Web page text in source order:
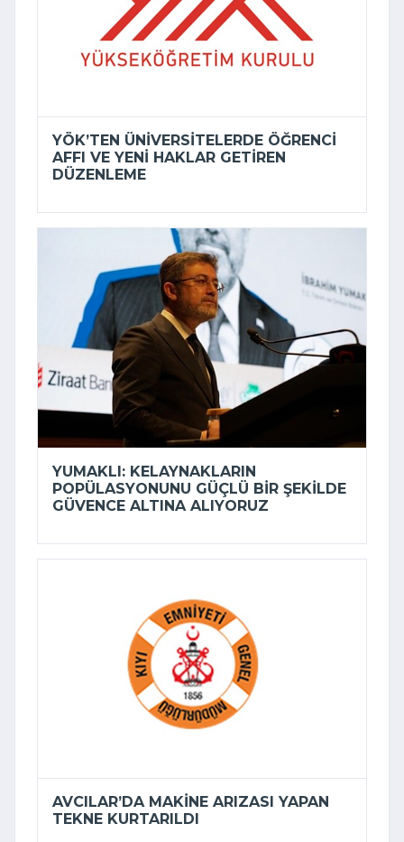
YÖK’TEN ÜNIVERSITELERDE ÖĞRENCI
AFFI VE YENI HAKLAR GETIREN
DÜZENLEME
YUMAKLI: KELAYNAKLARIN
POPÜLASYONUNU GÜÇLÜ BIR ŞEKILDE
GÜVENCE ALTINA ALIYORUZ
AVCILAR’DA MAKINE ARIZASI YAPAN
TEKNE KURTARILDI